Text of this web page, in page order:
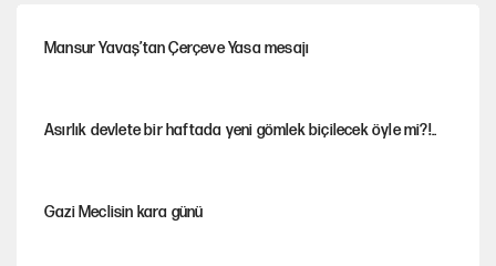
Mansur Yavaş’tan Çerçeve Yasa mesajı
Asırlık devlete bir haftada yeni gömlek biçilecek öyle mi?!..
Gazi Meclisin kara günü